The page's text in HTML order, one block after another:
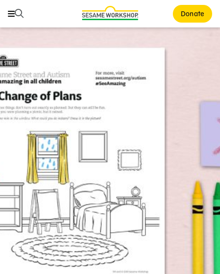
Buscar Donate
Buscar
ABCs and 123s
Healthy Minds and Bodies
Tough Topics
Courses and Webinars
Games and Storybooks
Our Work
About Us
Support Us